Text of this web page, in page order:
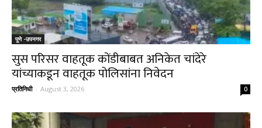
पुणे -उपनगर
सुस परिसर वाहतूक कोंडीबाबत अनिकेत चांदेरे
यांच्याकडून वाहतूक पोलिसांना निवेदन
प्रतिनिधी - August 3, 2026 0